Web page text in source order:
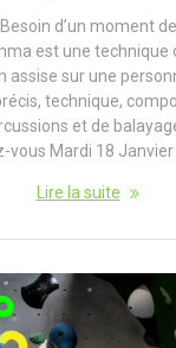
d’un moment
est une technique
assise sur une
technique,
et de
vous Mardi 18 Janvier
Lire la suite